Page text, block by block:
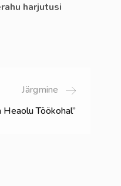
harjutusi
Järgmine
Heaolu Töökohal”